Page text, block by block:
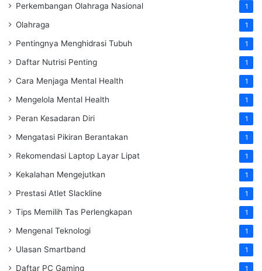
Perkembangan Olahraga Nasional 1
Olahraga 1
Pentingnya Menghidrasi Tubuh 1
Daftar Nutrisi Penting 1
Cara Menjaga Mental Health 1
Mengelola Mental Health 1
Peran Kesadaran Diri 1
Mengatasi Pikiran Berantakan 1
Rekomendasi Laptop Layar Lipat 1
Kekalahan Mengejutkan 1
Prestasi Atlet Slackline 1
Tips Memilih Tas Perlengkapan 1
Mengenal Teknologi 1
Ulasan Smartband 1
Daftar PC Gaming 1